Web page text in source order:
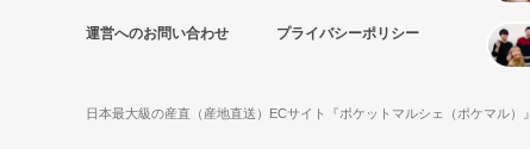
運営へのお問い合わせ プライバシーポリシー
日本最大級の産直（産地直送）ECサイト『ポケットマルシェ（ポケマル）』